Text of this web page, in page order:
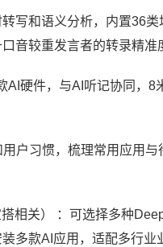
写和语义分析，内置36
音较重发言者的转录精准
AI硬件，与AI听记协同，
户习惯，梳理常用应用
相关） ：可选择多种
多款AI应用，适配多行业